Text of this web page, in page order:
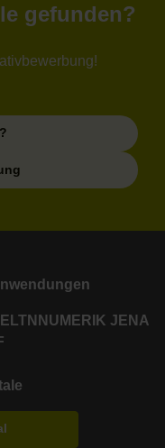
gefunden?
LTN NUMERIK JENA